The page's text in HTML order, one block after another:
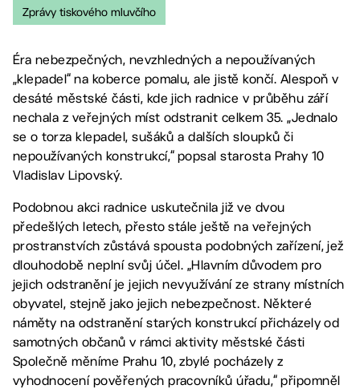
Zprávy tiskového mluvčího
Éra nebezpečných, nevzhledných a nepoužívaných
„klepadel“ na koberce pomalu, ale jistě končí. Alespoň v
desáté městské části, kde jich radnice v průběhu září
nechala z veřejných míst odstranit celkem 35. „Jednalo
se o torza klepadel, sušáků a dalších sloupků či
nepoužívaných konstrukcí,“ popsal starosta Prahy 10
Vladislav Lipovský.
Podobnou akci radnice uskutečnila již ve dvou
předešlých letech, přesto stále ještě na veřejných
prostranstvích zůstává spousta podobných zařízení, jež
dlouhodobě neplní svůj účel. „Hlavním důvodem pro
jejich odstranění je jejich nevyužívání ze strany místních
obyvatel, stejně jako jejich nebezpečnost. Některé
náměty na odstranění starých konstrukcí přicházely od
samotných občanů v rámci aktivity městské části
Společně měníme Prahu 10, zbylé pocházely z
vyhodnocení pověřených pracovníků úřadu,“ připomněl